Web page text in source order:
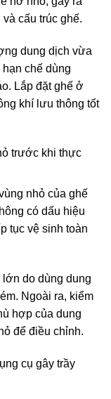
cấu trúc ghế.
dung dịch vừa
chế dùng
Lắp đặt ghế ở
khí lưu thông tốt
trước khi thực
nhỏ của ghế
có dấu hiệu
tục vệ sinh toàn
lớn do dùng dung
Ngoài ra, kiểm
hợp của dung
để điều chỉnh.
cụ gây trầy